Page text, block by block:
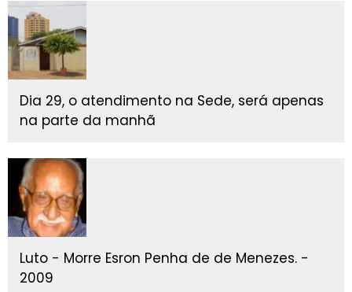
Dia 29, o atendimento na Sede, será apenas
na parte da manhã
Luto - Morre Esron Penha de de Menezes. -
2009